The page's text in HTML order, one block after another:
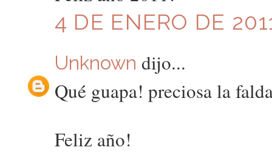
4 DE ENERO DE
Unknown dijo...
Qué guapa! preciosa la
Feliz año!